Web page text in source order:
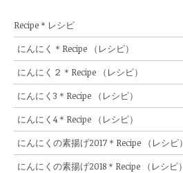
Recipe＊レシピ
にんにく＊Recipe （レシピ）
にんにく２＊Recipe （レシピ）
にんにく3＊Recipe （レシピ）
にんにく4＊Recipe （レシピ）
にんにくの素揚げ2017＊Recipe （レシピ）
にんにくの素揚げ2018＊Recipe （レシピ）